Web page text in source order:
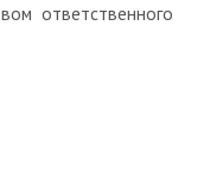
ответственного